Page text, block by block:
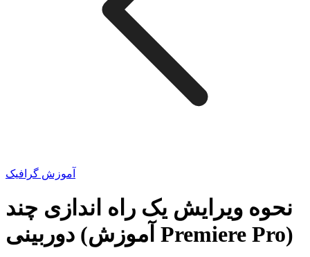
آموزش گرافیک
نحوه ویرایش یک راه اندازی چند
دوربینی (آموزش Premiere Pro)